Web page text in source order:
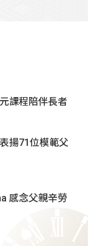
課程陪伴長者
揚71位模範父
感念父親辛勞